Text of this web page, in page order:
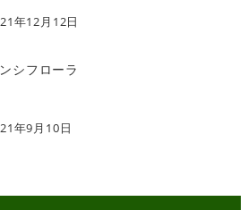
年12月12日
シフローラ
年9月10日